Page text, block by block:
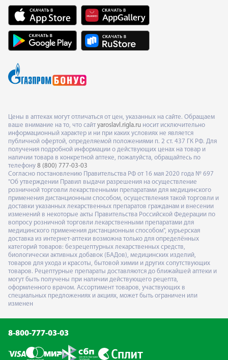
Цены в аптеках могут отличаться от цен, указанных на сайте. Обращаем
ваше внимание на то, что сайт yaroslavl.rigla.ru носит исключительно
информационный характер и ни при каких условиях не является
публичной офертой, определяемой положениями п. 2 ст. 437 ГК РФ. Для
получения подробной информации о действующих ценах на товар и
наличии товара в конкретной аптеке, пожалуйста, обращайтесь по
телефону 8 (800) 777-03-03
Согласно постановлению Правительства РФ от 16 мая 2020 года № 697
"Об утверждении Правил выдачи разрешения на осуществление
розничной торговли лекарственными препаратами для медицинского
применения дистанционным способом, осуществления такой торговли и
доставки указанных лекарственных препаратов гражданам и внесении
изменений в некоторые акты Правительства Российской Федерации по
вопросу розничной торговли лекарственными препаратами для
медицинского применения дистанционным способом", курьерская
доставка из интернет-аптеки возможна только для определённых
категорий товаров: безрецептурных лекарственных средств,
биологически активных добавок (БАДов), медицинских изделий,
товаров для ухода и красоты, бытовой химии и других сопутствующих
товаров. Рецептурные препараты доставляются до ближайшей аптеки и
могут быть получены при наличии действующего рецепта,
оформленного врачом. Ассортимент товаров, участвующих в
специальных предложениях и акциях, может быть ограничен или
изменен
8-800-777-03-03